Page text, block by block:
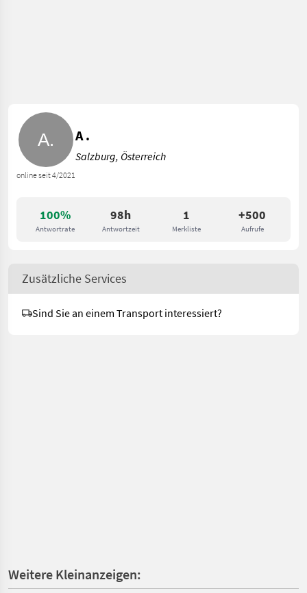
100%
Antwortrate
98h
Antwortzeit
1
Merkliste
+500
Aufrufe
online seit 4/2021
A .
Salzburg, Österreich
Zusätzliche Services
Sind Sie an einem Transport interessiert?
Weitere Kleinanzeigen: